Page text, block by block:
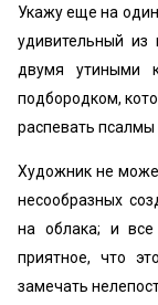
Укажу еще на
удивительный из
двумя утиными
подбородком,
распевать псалмы
Художник не
несообразных
на облака; и
приятное, что
замечать